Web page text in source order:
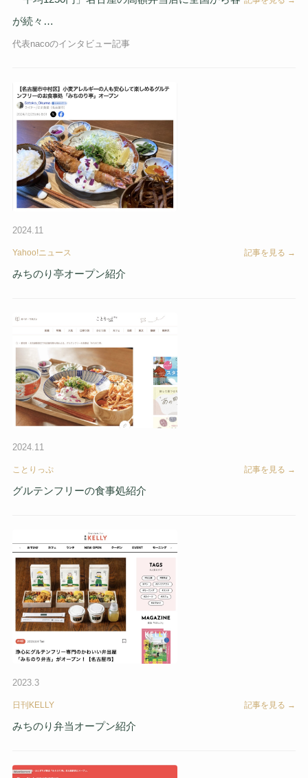
が続々…
代表nacoのインタビュー記事
2024.11
Yahoo!ニュース
みちのり亭オープン紹介
記事を見る →
2024.11
ことりっぷ
グルテンフリーの食事処紹介
記事を見る →
2023.3
日刊KELLY
みちのり弁当オープン紹介
記事を見る →